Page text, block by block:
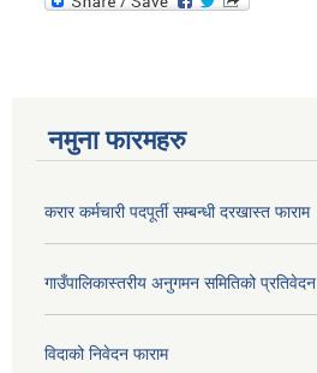
नमुना फारमहरु
करार कर्मचारी पदपूर्ती सम्बन्धी दरखास्त फाराम
गाउँपालिकास्तरीय अनुगमन समितिको प्रतिवेदन
विदाको निवेदन फाराम